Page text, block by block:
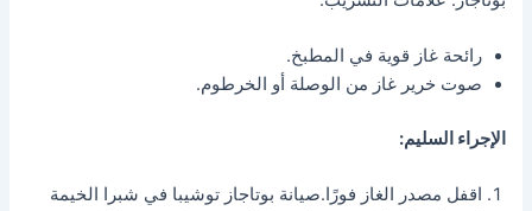
رائحة غاز قوية في المطبخ.
صوت خرير غاز من الوصلة أو الخرطوم.
الإجراء السليم:
اقفل مصدر الغاز فورًا.صيانة بوتاجاز توشيبا في شبرا الخيمة